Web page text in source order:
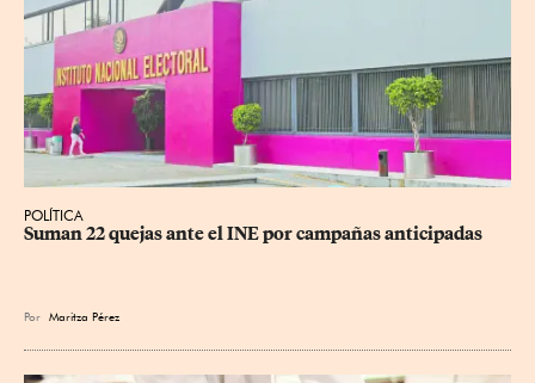
POLÍTICA
Suman 22 quejas ante el INE por campañas anticipadas
Por Maritza Pérez